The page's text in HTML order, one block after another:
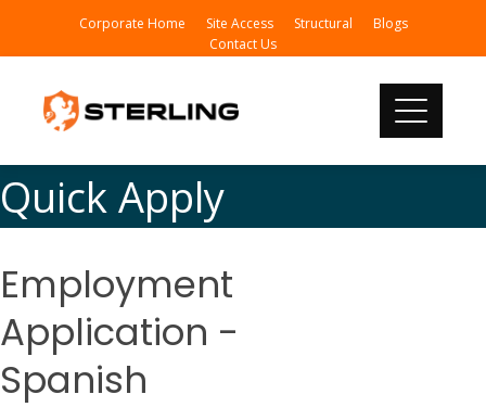
Corporate Home Site Access Structural
Blogs
Contact Us
Quick Apply
Employment
Application -
Spanish